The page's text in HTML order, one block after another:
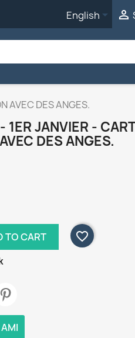
English 
AVEC DES ANGES.
1ER JANVIER -
DES ANGES.
TO CART
favorite_border